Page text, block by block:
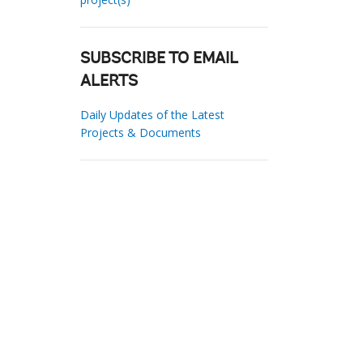
SUBSCRIBE TO EMAIL
ALERTS
Daily Updates of the Latest
Projects & Documents